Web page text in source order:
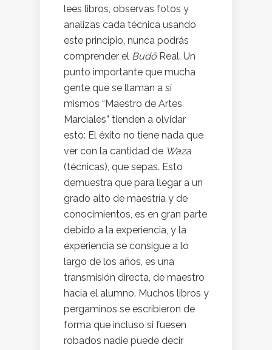
lees libros, observas fotos y
analizas cada técnica usando
este principio, nunca podrás
comprender el Budō Real. Un
punto importante que mucha
gente que se llaman a sí
mismos “Maestro de Artes
Marciales” tienden a olvidar
esto: El éxito no tiene nada que
ver con la cantidad de Waza
(técnicas), que sepas. Esto
demuestra que para llegar a un
grado alto de maestría y de
conocimientos, es en gran parte
debido a la experiencia, y la
experiencia se consigue a lo
largo de los años, es una
transmisión directa, de maestro
hacia el alumno. Muchos libros y
pergaminos se escribieron de
forma que incluso si fuesen
robados nadie puede decir